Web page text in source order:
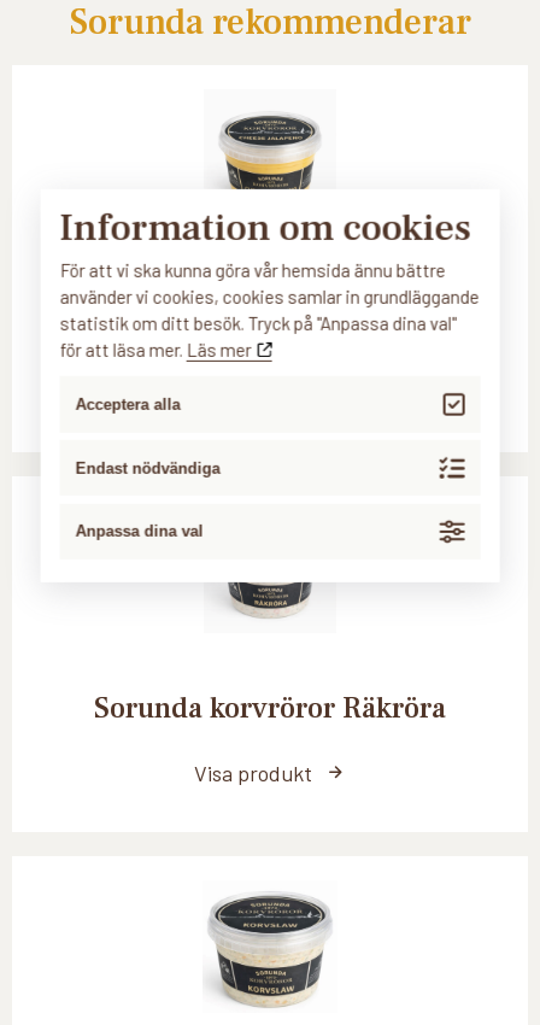
Sorunda rekommenderar
Sorunda korvröror Cheese
Jalapeño
Sorunda korvröror Räkröra
Visa produkt
Information om cookies
För att vi ska kunna göra vår hemsida ännu bättre
använder vi cookies, cookies samlar in grundläggande
statistik om ditt besök. Tryck på "Anpassa dina val"
för att läsa mer. Läs mer
Acceptera alla
Endast nödvändiga
Anpassa dina val